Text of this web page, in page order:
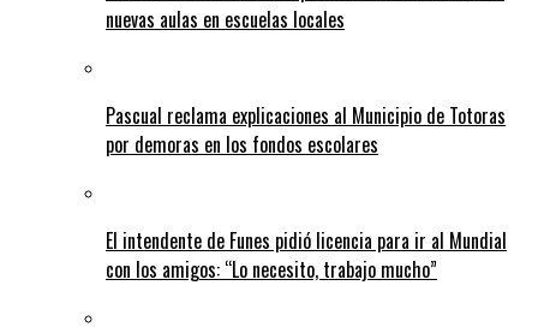
nuevas aulas en escuelas locales
Pascual reclama explicaciones al Municipio de Totoras
por demoras en los fondos escolares
El intendente de Funes pidió licencia para ir al Mundial
con los amigos: “Lo necesito, trabajo mucho”